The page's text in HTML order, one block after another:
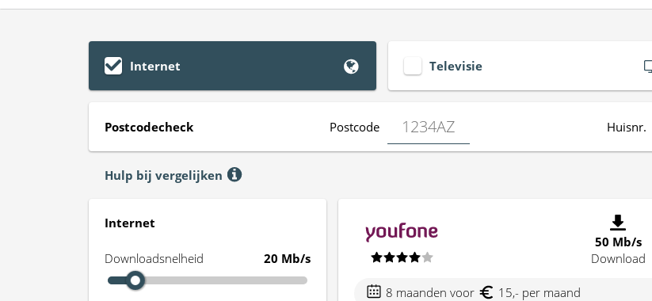
Internet Televisie
Postcodecheck Postcode Huisnr.
Hulp bij vergelijken
Internet
Downloadsnelheid 20 Mb/s
50 Mb/s
Download
8 maanden voor 15,- per maand